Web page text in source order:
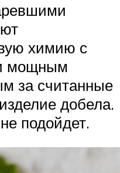
химию с
мощным
за считанные
добела.
подойдет.